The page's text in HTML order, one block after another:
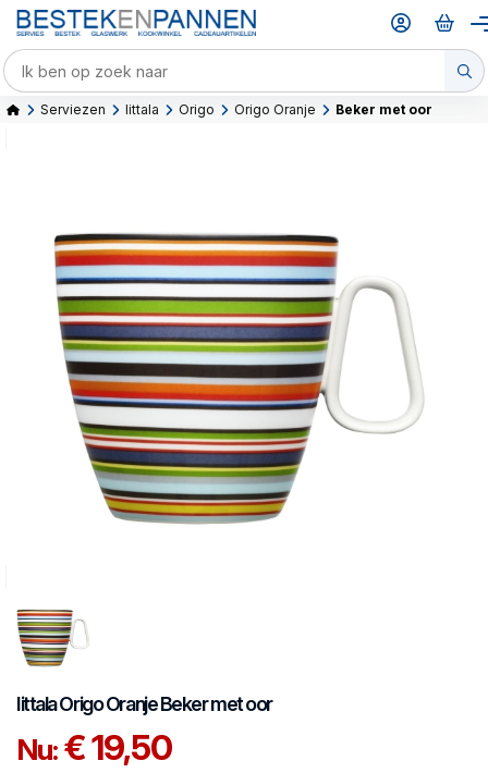
Serviezen Iittala Origo Origo Oranje Beker met oor
IittalaOrigo OranjeBeker met oor
Nu:€ 19,50